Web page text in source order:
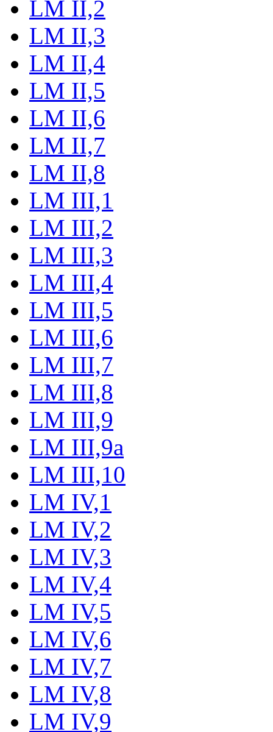
LM II,2
LM II,3
LM II,4
LM II,5
LM II,6
LM II,7
LM II,8
LM III,1
LM III,2
LM III,3
LM III,4
LM III,5
LM III,6
LM III,7
LM III,8
LM III,9
LM III,9a
LM III,10
LM IV,1
LM IV,2
LM IV,3
LM IV,4
LM IV,5
LM IV,6
LM IV,7
LM IV,8
LM IV,9